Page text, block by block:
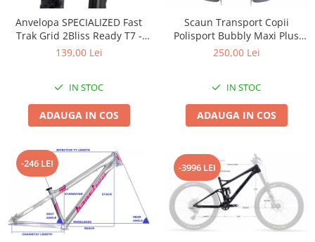
Camere
Cuvete (headset)
Frâne pe jantă
Plăcuțe frână
Piese frâne
Frâne pe disc
Furci fixe
Piese furci
Pompe
Produse întreținere
Scule și dispozitive
Sisteme antifurt
Sonerii
Suporți și portbagaje auto
Încălțăminte
Anvelopa SPECIALIZED Fast
Trak Grid 2Bliss Ready T7 -
29x2.35 Black - Tubeless
139,00 Lei
IN STOC
ADAUGA IN COS
Scaun Transport Copii
Polisport Bubbly Maxi Plus
CFS PRINDERE pe PORTBAGAJ
250,00 Lei
IN STOC
ADAUGA IN COS
-246 LEI -3996 LEI